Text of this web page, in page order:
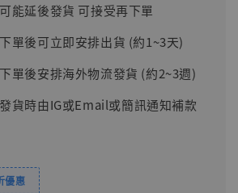
能延後發貨 可接受再下單
單後可立即安排出貨 (約1~3天)
單後安排海外物流發貨 (約2~3週)
貨時由IG或Email或簡訊通知補款
優惠